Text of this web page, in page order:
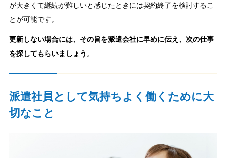
が大きくて継続が難しいと感じたときには契約終了を検討するこ
とが可能です。
更新しない場合には、その旨を派遣会社に早めに伝え、次の仕事
を探してもらいましょう 。
派遣社員として気持ちよく働くために大
切なこと